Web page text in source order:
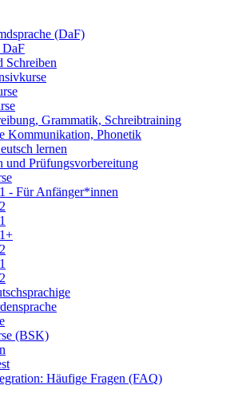
(DaF)
DaF
Schreiben
Grammatik, Schreibtraining
Kommunikation, Phonetik
lernen
und Prüfungsvorbereitung
- Für Anfänger*innen
(BSK)
Häufige Fragen (FAQ)